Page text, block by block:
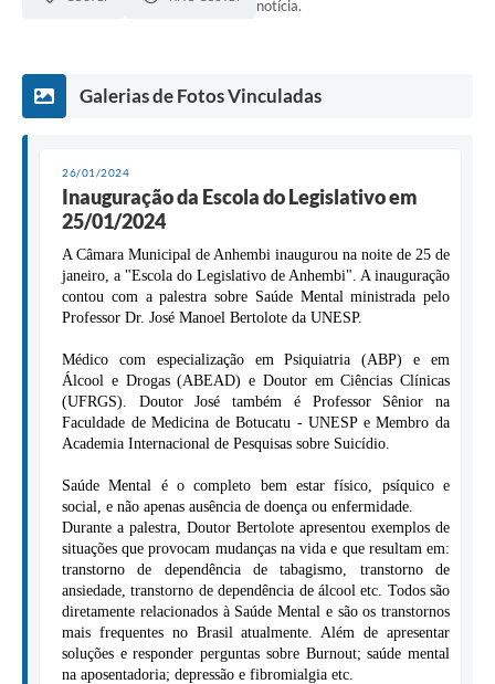
notícia.
Galerias de Fotos Vinculadas
26/01/2024
Inauguração da Escola do Legislativo em
25/01/2024
A Câmara Municipal de Anhembi inaugurou na noite de 25 de
janeiro, a "Escola do Legislativo de Anhembi". A inauguração
contou com a palestra sobre Saúde Mental ministrada pelo
Professor Dr. José Manoel Bertolote da UNESP.
Médico com especialização em Psiquiatria (ABP) e em
Álcool e Drogas (ABEAD) e Doutor em Ciências Clínicas
(UFRGS). Doutor José também é Professor Sênior na
Faculdade de Medicina de Botucatu - UNESP e Membro da
Academia Internacional de Pesquisas sobre Suicídio.
Saúde Mental é o completo bem estar físico, psíquico e
social, e não apenas ausência de doença ou enfermidade.
Durante a palestra, Doutor Bertolote apresentou exemplos de
situações que provocam mudanças na vida e que resultam em:
transtorno de dependência de tabagismo, transtorno de
ansiedade, transtorno de dependência de álcool etc. Todos são
diretamente relacionados à Saúde Mental e são os transtornos
mais frequentes no Brasil atualmente. Além de apresentar
soluções e responder perguntas sobre Burnout; saúde mental
na aposentadoria; depressão e fibromialgia etc.